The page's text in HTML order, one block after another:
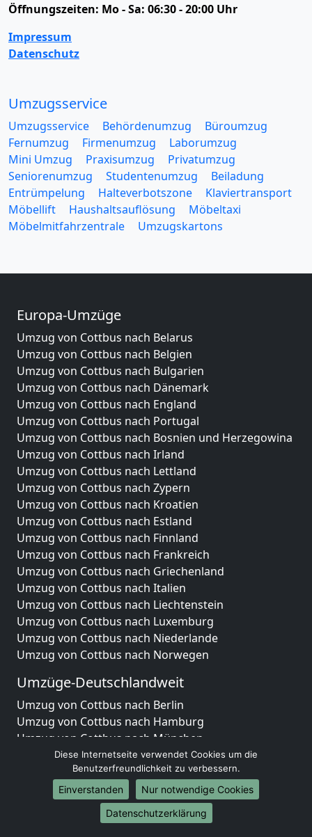
Öffnungszeiten: Mo - Sa: 06:30 - 20:00 Uhr
Impressum
Datenschutz
Umzugsservice
Umzugsservice Behördenumzug
Büroumzug
Fernumzug
Firmenumzug
Laborumzug
Mini Umzug
Praxisumzug
Privatumzug
Seniorenumzug
Studentenumzug
Beiladung
Entrümpelung
Halteverbotszone
Klaviertransport
Möbellift
Haushaltsauflösung
Möbeltaxi
Möbelmitfahrzentrale
Umzugskartons
Europa-Umzüge
Umzug von Cottbus nach Belarus
Umzug von Cottbus nach Belgien
Umzug von Cottbus nach Bulgarien
Umzug von Cottbus nach Dänemark
Umzug von Cottbus nach England
Umzug von Cottbus nach Portugal
Umzug von Cottbus nach Bosnien und Herzegowina
Umzug von Cottbus nach Irland
Umzug von Cottbus nach Lettland
Umzug von Cottbus nach Zypern
Umzug von Cottbus nach Kroatien
Umzug von Cottbus nach Estland
Umzug von Cottbus nach Finnland
Umzug von Cottbus nach Frankreich
Umzug von Cottbus nach Griechenland
Umzug von Cottbus nach Italien
Umzug von Cottbus nach Liechtenstein
Umzug von Cottbus nach Luxemburg
Umzug von Cottbus nach Niederlande
Umzug von Cottbus nach Norwegen
Umzüge-Deutschlandweit
Umzug von Cottbus nach Berlin
Umzug von Cottbus nach Hamburg
Umzug von Cottbus nach München
Umzug von Cottbus nach Köln
Umzug von Cottbus nach Frankfurt am Main
Umzug von Cottbus nach Stuttgart
Umzug von Cottbus nach Düsseldorf
Umzug von Cottbus nach Leipzig
Diese Internetseite verwendet Cookies um die
Benutzerfreundlichkeit zu verbessern.
Einverstanden
Nur notwendige Cookies
Datenschutzerklärung